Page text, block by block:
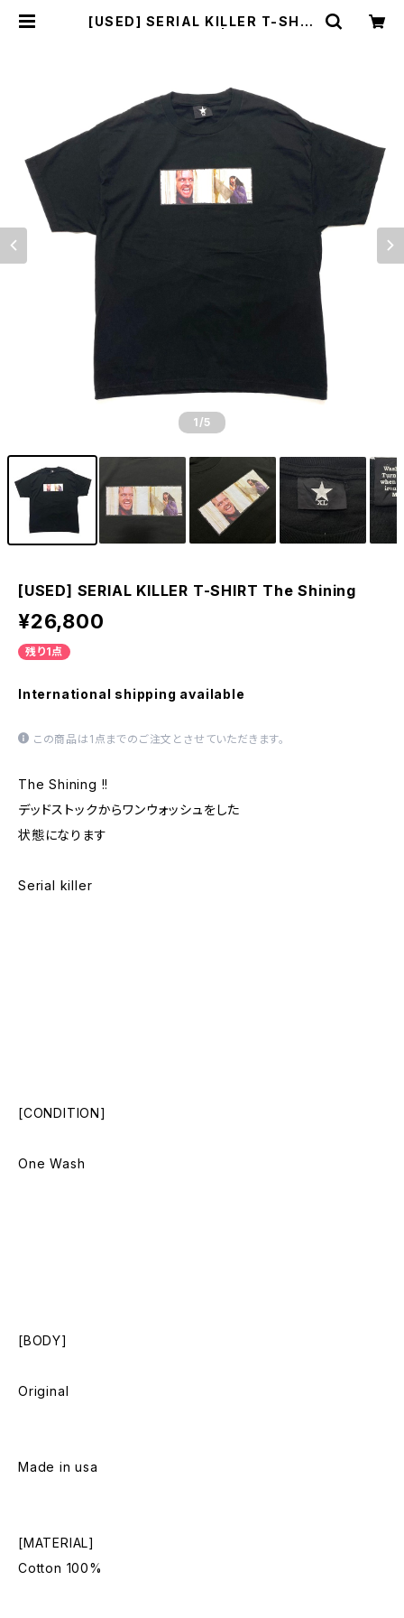
[USED] SERIAL KILLER T-SHIR
1 /5
[USED] SERIAL KILLER T-SHIRT The Shining
¥26,800
残り1点
International shipping available
この商品は1点までのご注文とさせていただきます。
The Shining !!
デッドストックからワンウォッシュをした
状態になります
Serial killer
[CONDITION]
One Wash
[BODY]
Original
Made in usa
[MATERIAL]
Cotton 100%